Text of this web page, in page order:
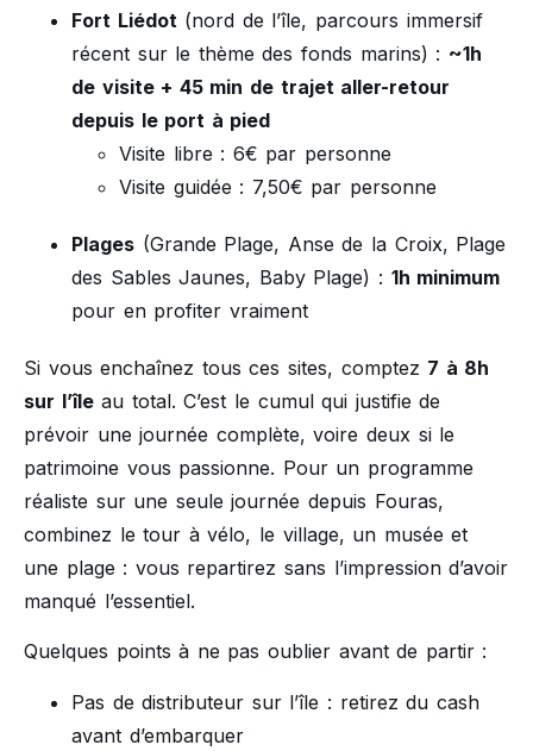
Fort Liédot (nord de l’île, parcours immersif
récent sur le thème des fonds marins) : ~1h
de visite + 45 min de trajet aller-retour
depuis le port à pied
Visite libre : 6€ par personne
Visite guidée : 7,50€ par personne
Plages (Grande Plage, Anse de la Croix, Plage
des Sables Jaunes, Baby Plage) : 1h minimum
pour en profiter vraiment
Si vous enchaînez tous ces sites, comptez 7 à 8h
sur l’îleau total. C’est le cumul qui justifie de
prévoir une journée complète, voire deux si le
patrimoine vous passionne. Pour un programme
réaliste sur une seule journée depuis Fouras,
combinez le tour à vélo, le village, un musée et
une plage : vous repartirez sans l’impression d’avoir
manqué l’essentiel.
Quelques points à ne pas oublier avant de partir :
Pas de distributeur sur l’île : retirez du cash
avant d’embarquer